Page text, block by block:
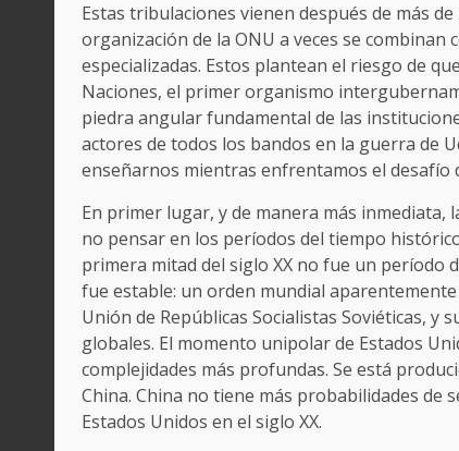
Estas tribulaciones vienen después de más
organización de la ONU a veces se combinan
especializadas. Estos plantean el riesgo de
Naciones, el primer organismo
piedra angular fundamental de las
actores de todos los bandos en la guerra de
enseñarnos mientras enfrentamos el desafío
En primer lugar, y de manera más
no pensar en los períodos del tiempo
primera mitad del siglo XX no fue un período
fue estable: un orden mundial
Unión de Repúblicas Socialistas Soviéticas,
globales. El momento unipolar de Estados
complejidades más profundas. Se está
China. China no tiene más probabilidades de
Estados Unidos en el siglo XX.